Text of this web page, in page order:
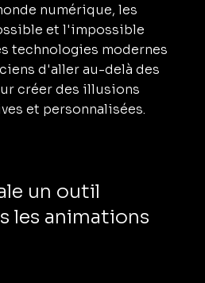
numérique, les
et l'impossible
technologies modernes
d'aller au-delà des
créer des illusions
et personnalisées.
un outil
les animations